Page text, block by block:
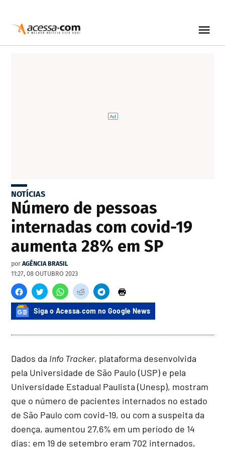
NOTÍCIAS
Número de pessoas
internadas com covid-19
aumenta 28% em SP
por AGÊNCIA BRASIL
11:27, 08 OUTUBRO 2023
Siga o Acessa.com no Google News
Dados da Info Tracker, plataforma desenvolvida
pela Universidade de São Paulo (USP) e pela
Universidade Estadual Paulista (Unesp), mostram
que o número de pacientes internados no estado
de São Paulo com covid-19, ou com a suspeita da
doença, aumentou 27,6% em um período de 14
dias: em 19 de setembro eram 702 internados,